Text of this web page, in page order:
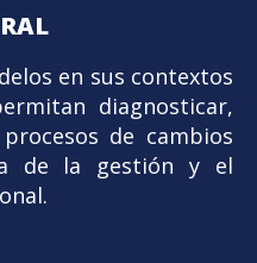
en sus contextos
diagnosticar,
de cambios
de la gestión y el